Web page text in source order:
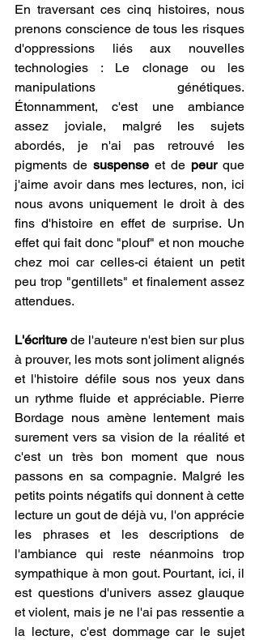
En traversant ces cinq histoires, nous
prenons conscience de tous les risques
d'oppressions liés aux nouvelles
technologies : Le clonage ou les
manipulations génétiques.
Étonnamment, c'est une ambiance
assez joviale, malgré les sujets
abordés, je n'ai pas retrouvé les
pigments de suspense et de peur que
j'aime avoir dans mes lectures, non, ici
nous avons uniquement le droit à des
fins d'histoire en effet de surprise. Un
effet qui fait donc "plouf" et non mouche
chez moi car celles-ci étaient un petit
peu trop "gentillets" et finalement assez
attendues.
L'écriture de l'auteure n'est bien sur plus
à prouver, les mots sont joliment alignés
et l'histoire défile sous nos yeux dans
un rythme fluide et appréciable. Pierre
Bordage nous amène lentement mais
surement vers sa vision de la réalité et
c'est un très bon moment que nous
passons en sa compagnie. Malgré les
petits points négatifs qui donnent à cette
lecture un gout de déjà vu, l'on apprécie
les phrases et les descriptions de
l'ambiance qui reste néanmoins trop
sympathique à mon gout. Pourtant, ici, il
est questions d'univers assez glauque
et violent, mais je ne l'ai pas ressentie a
la lecture, c'est dommage car le sujet